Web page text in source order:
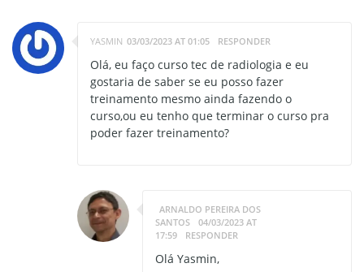
YASMIN 03/03/2023 AT 01:05 RESPONDER
Olá, eu faço curso tec de radiologia e eu
gostaria de saber se eu posso fazer
treinamento mesmo ainda fazendo o
curso,ou eu tenho que terminar o curso pra
poder fazer treinamento?
ARNALDO PEREIRA DOS
SANTOS
04/03/2023 AT
17:59
RESPONDER
Olá Yasmin,